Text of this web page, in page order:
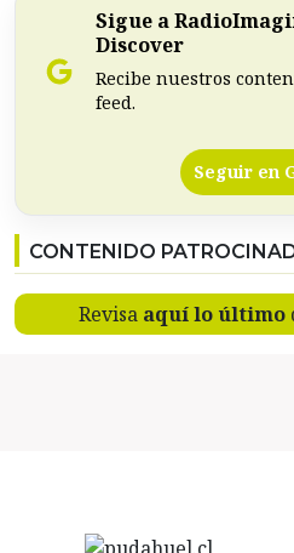
Sigue a
Discover
Recibe nuestros
feed.
Seguir en
CONTENIDO
Revisa aquí lo último